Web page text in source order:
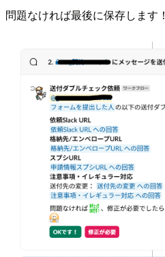
問題なければ最後に保存します！